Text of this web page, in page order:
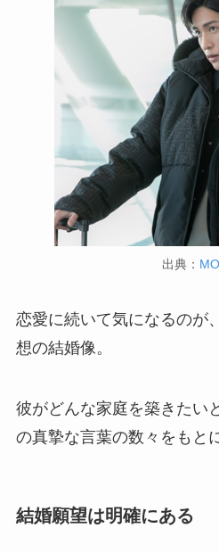
出典：
恋愛に続いて気になるのが
想の結婚像。
彼がどんな家庭を築きたい
の真摯な言葉の数々をもと
結婚願望は明確にある